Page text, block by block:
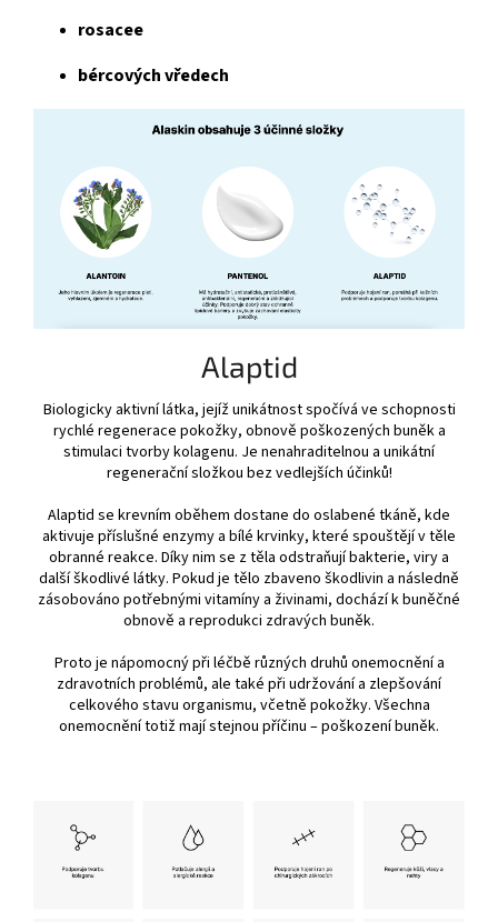
rosacee
bércových vředech
Alaptid
Biologicky aktivní látka, jejíž unikátnost spočívá ve schopnosti
rychlé regenerace pokožky, obnově poškozených buněk a
stimulaci tvorby kolagenu. Je nenahraditelnou a unikátní
regenerační složkou bez vedlejších účinků!
Alaptid se krevním oběhem dostane do oslabené tkáně, kde
aktivuje příslušné enzymy a bílé krvinky, které spouštějí v těle
obranné reakce. Díky nim se z těla odstraňují bakterie, viry a
další škodlivé látky. Pokud je tělo zbaveno škodlivin a následně
zásobováno potřebnými vitamíny a živinami, dochází k buněčné
obnově a reprodukci zdravých buněk.
Proto je nápomocný při léčbě různých druhů onemocnění a
zdravotních problémů, ale také při udržování a zlepšování
celkového stavu organismu, včetně pokožky. Všechna
onemocnění totiž mají stejnou příčinu – poškození buněk.